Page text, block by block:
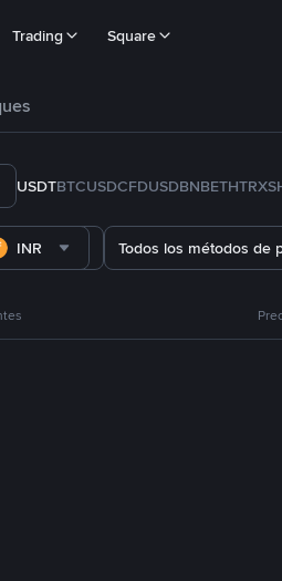
Trading Square
USDTBTCUSDCFDUSDBNBETHTRX
INR Todos los métodos de